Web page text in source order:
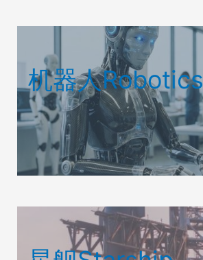
机器人Robotics